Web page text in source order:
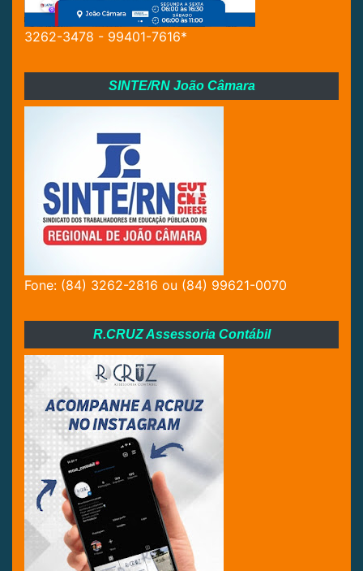
3262-3478 - 99401-7616*
SINTE/RN João Câmara
Fone: (84) 3262-2816 ou (84) 99621-0070
R.CRUZ Assessoria Contábil